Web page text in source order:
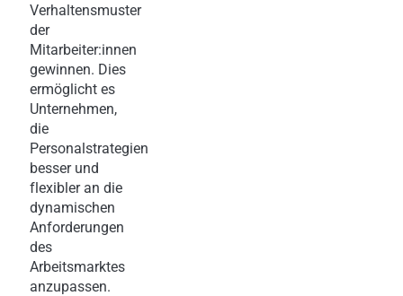
Verhaltensmuster
der
Mitarbeiter:innen
gewinnen. Dies
ermöglicht es
Unternehmen,
die
Personalstrategien
besser und
flexibler an die
dynamischen
Anforderungen
des
Arbeitsmarktes
anzupassen.